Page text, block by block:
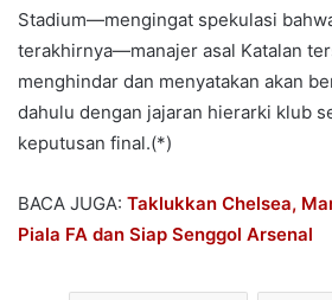
Stadium—mengingat spekulasi
terakhirnya—manajer asal Katalan
menghindar dan menyatakan akan
dahulu dengan jajaran hierarki klub
keputusan final.(*)
BACA JUGA: Taklukkan Chelsea,
Piala FA dan Siap Senggol Arsenal